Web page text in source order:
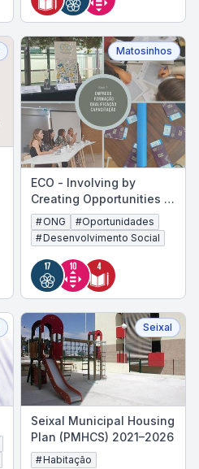
Matosinhos
ECO - Involving by
Creating Opportunities -
CLDS 4G
#ONG #Oportunidades
#Desenvolvimento Social
Seixal
Seixal Municipal Housing
Plan (PMHCS) 2021–2026
#Habitação